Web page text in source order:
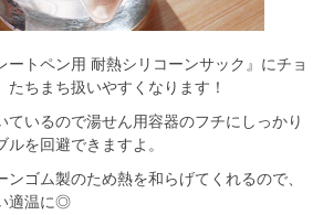
ートペン用 耐熱シリコーンサック』にチョ
たちまち扱いやすくなります！
ているので湯せん用容器のフチにしっかり
を回避できますよ。
ンゴム製のため熱を和らげてくれるので、
適温に◎